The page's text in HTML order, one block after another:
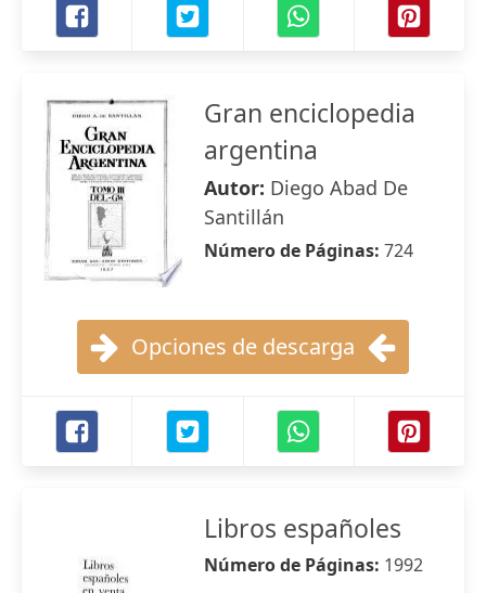
Gran enciclopedia
argentina
Autor: Diego Abad De
Santillán
Número de Páginas: 724
Opciones de descarga
Libros españoles
Número de Páginas: 1992